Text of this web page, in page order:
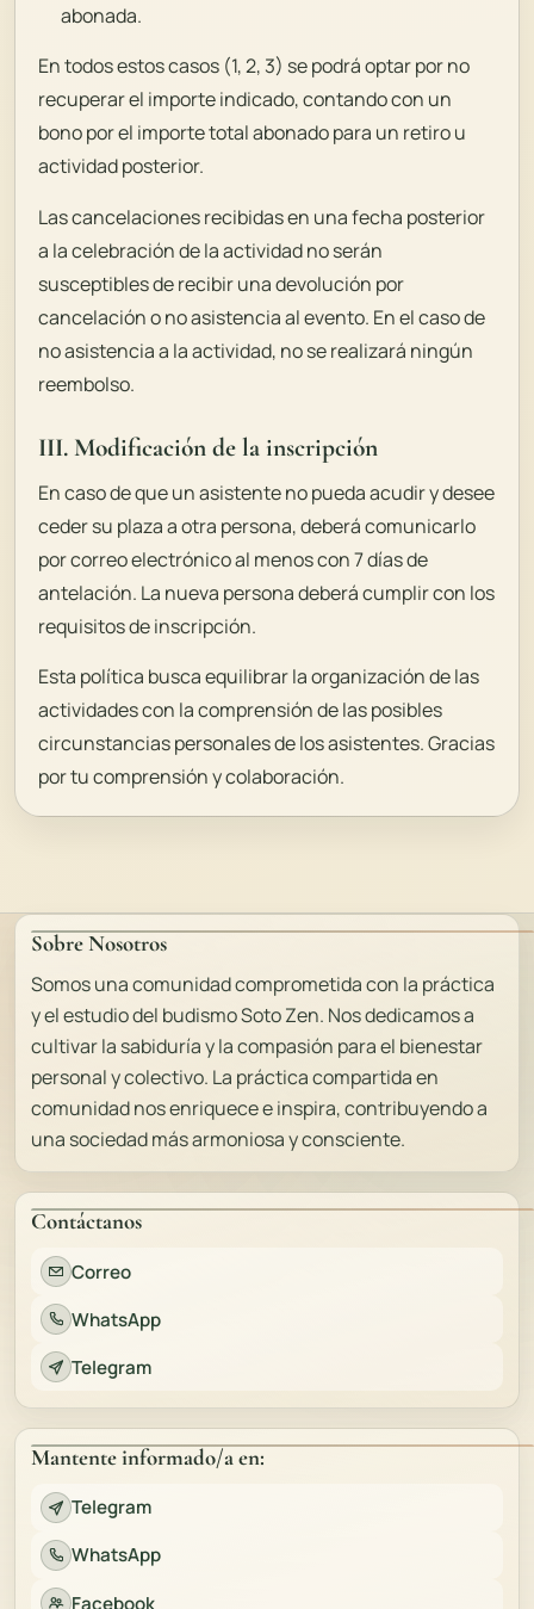
abonada.
En todos estos casos (1, 2, 3) se podrá optar por no
recuperar el importe indicado, contando con un
bono por el importe total abonado para un retiro u
actividad posterior.
Las cancelaciones recibidas en una fecha posterior
a la celebración de la actividad no serán
susceptibles de recibir una devolución por
cancelación o no asistencia al evento. En el caso de
no asistencia a la actividad, no se realizará ningún
reembolso.
III. Modificación de la inscripción
En caso de que un asistente no pueda acudir y desee
ceder su plaza a otra persona, deberá comunicarlo
por correo electrónico al menos con 7 días de
antelación. La nueva persona deberá cumplir con los
requisitos de inscripción.
Esta política busca equilibrar la organización de las
actividades con la comprensión de las posibles
circunstancias personales de los asistentes. Gracias
por tu comprensión y colaboración.
Sobre Nosotros
Somos una comunidad comprometida con la práctica
y el estudio del budismo Soto Zen. Nos dedicamos a
cultivar la sabiduría y la compasión para el bienestar
personal y colectivo. La práctica compartida en
comunidad nos enriquece e inspira, contribuyendo a
una sociedad más armoniosa y consciente.
Contáctanos
Correo
WhatsApp
Telegram
Mantente informado/a en:
Telegram
WhatsApp
Facebook